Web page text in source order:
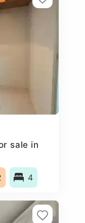
sale in
4